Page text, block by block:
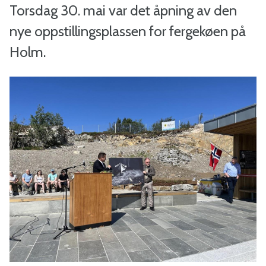
l
B
i
n
d
a
l
Torsdag 30. mai var det åpning av den
nye oppstillingsplassen for fergekøen på
Holm.